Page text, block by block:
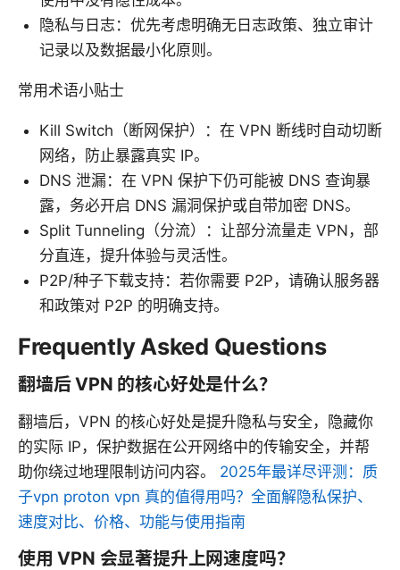
隐私与日志：优先考虑明确无日志政策、独立审计
记录以及数据最小化原则。
常用术语小贴士
Kill Switch（断网保护）：在 VPN 断线时自动切断
网络，防止暴露真实 IP。
DNS 泄漏：在 VPN 保护下仍可能被 DNS 查询暴
露，务必开启 DNS 漏洞保护或自带加密 DNS。
Split Tunneling（分流）：让部分流量走 VPN，部
分直连，提升体验与灵活性。
P2P/种子下载支持：若你需要 P2P，请确认服务器
和政策对 P2P 的明确支持。
Frequently Asked Questions
翻墙后 VPN 的核心好处是什么？
翻墙后，VPN 的核心好处是提升隐私与安全，隐藏你
的实际 IP，保护数据在公开网络中的传输安全，并帮
助你绕过地理限制访问内容。 2025年最详尽评测：质
子vpn proton vpn 真的值得用吗？全面解隐私保护、
速度对比、价格、功能与使用指南
使用 VPN 会显著提升上网速度吗？